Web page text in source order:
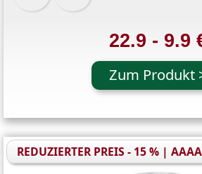
22.9 - 9.9
Zum Produkt
REDUZIERTER PREIS - 15 % |